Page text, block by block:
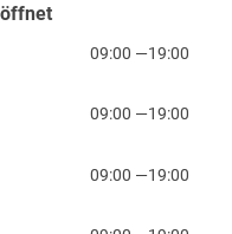
09:00 —19:00
09:00 —19:00
09:00 —19:00